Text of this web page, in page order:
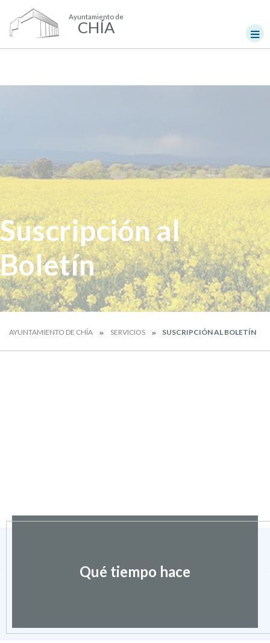
Ayuntamiento de
CHÍA
Suscripción al
Boletín
AYUNTAMIENTO DE CHÍA SERVICIOS SUSCRIPCIÓN AL BOLETÍN
Qué tiempo hace